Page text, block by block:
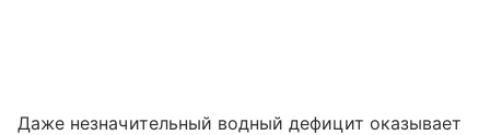
Даже незначительный водный дефицит оказывает